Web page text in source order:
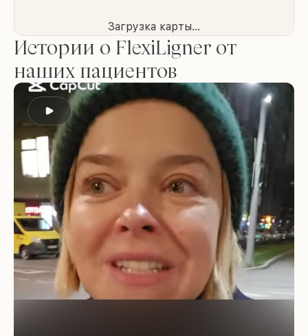
Загрузка карты...
Истории о FlexiLigner от
наших пациентов